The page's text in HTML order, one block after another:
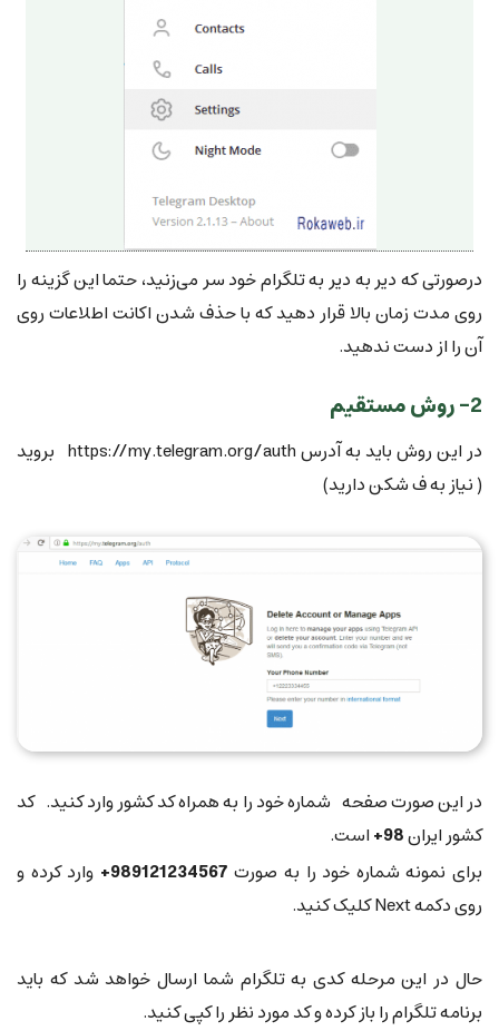
درصورتی که دیر به دیر به تلگرام خود سر می‌زنید، حتما این گزینه را
روی مدت زمان بالا قرار دهید که با حذف شدن اکانت اطلاعات روی
آن را از دست ندهید.
2- روش مستقیم
در این روش باید به آدرس https://my.telegram.org/auth بروید
( نیاز به ف شکن دارید)
در این صورت صفحه شماره خود را به همراه کد کشور وارد کنید. کد
کشور ایران98+ است.
برای نمونه شماره خود را به صورت 989121234567+ وارد کرده و
روی دکمه Next کلیک کنید.
حال در این مرحله کدی به تلگرام شما ارسال خواهد شد که باید
برنامه تلگرام را باز کرده و کد مورد نظر را کپی کنید.